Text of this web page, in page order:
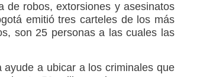
de robos, extorsiones y asesinatos
emitió tres carteles de los más
son 25 personas a las cuales las
a ubicar a los criminales que